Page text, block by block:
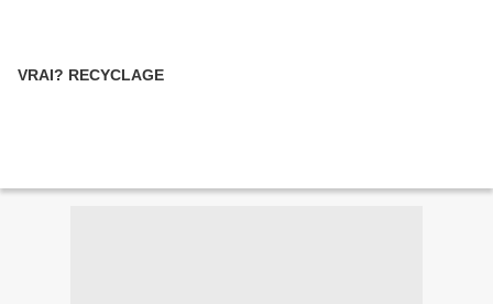
VRAI? RECYCLAGE